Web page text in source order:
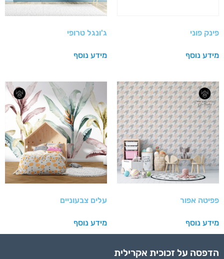
פינק פוני
מידע נוסף
ג'ונגל טרופי
מידע נוסף
פפיטה אפור
מידע נוסף
עלים צבעוניים
מידע נוסף
הדפסה על זכוכית אקרילית